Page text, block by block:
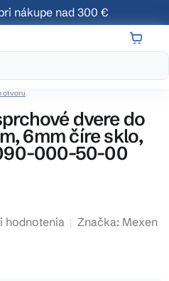
nákupe nad 300 €
otvoru
dvere do
6mm číre sklo,
000-50-00
hodnotenia Značka: Mexen